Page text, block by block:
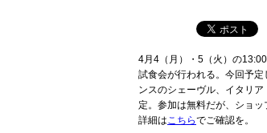
4月4（月）・5（火）の
試食会が行われる。今回予
ンスのシェーヴル、イタリ
定。参加は無料だが、ショッ
詳細は こちらでご確認を。